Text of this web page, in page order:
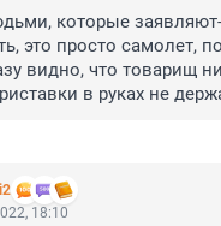
которые
это просто самолет,
видно, что товарищ
в руках не
18:10